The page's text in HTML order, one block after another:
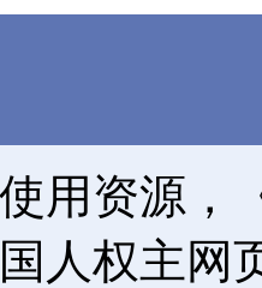
用资源，
人权主网